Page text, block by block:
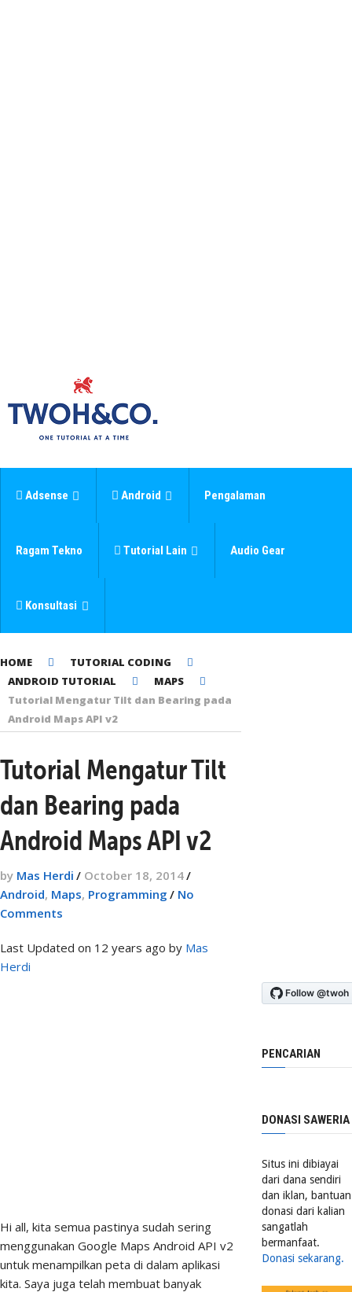
Adsense Android Pengalaman
Ragam Tekno Tutorial Lain Audio Gear
Konsultasi
HOME
TUTORIAL CODING
ANDROID TUTORIAL
MAPS
Tutorial Mengatur Tilt dan Bearing pada
Android Maps API v2
Tutorial Mengatur Tilt
dan Bearing pada
Android Maps API v2
by Mas Herdi / October 18, 2014/
Android, Maps, Programming / No
Comments
Last Updated on 12 years ago by Mas
Herdi
Hi all, kita semua pastinya sudah sering
menggunakan Google Maps Android API v2
untuk menampilkan peta di dalam aplikasi
kita. Saya juga telah membuat banyak
PENCARIAN
DONASI SAWERIA
Situs ini dibiayai
dari dana sendiri
dan iklan, bantuan
donasi dari kalian
sangatlah
bermanfaat.
Donasi sekarang.